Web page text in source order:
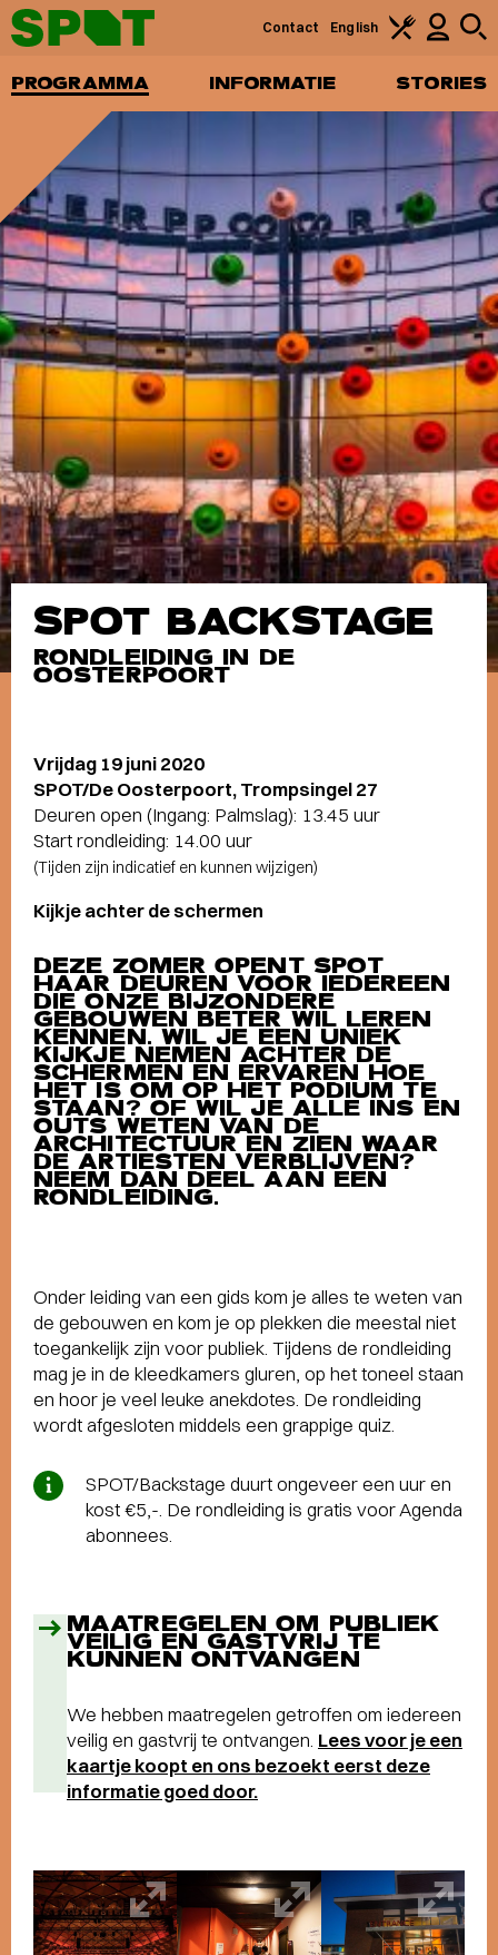
PROGRAMMA INFORMATIE STORIES
Contact English
SPOT BACKSTAGE
RONDLEIDING IN DE
OOSTERPOORT
Vrijdag 19 juni 2020
SPOT/De Oosterpoort, Trompsingel 27
Deuren open (Ingang: Palmslag): 13.45 uur
Start rondleiding: 14.00 uur
(Tijden zijn indicatief en kunnen wijzigen)
Kijkje achter de schermen
DEZE ZOMER OPENT SPOT
HAAR DEUREN VOOR IEDEREEN
DIE ONZE BIJZONDERE
GEBOUWEN BETER WIL LEREN
KENNEN. WIL JE EEN UNIEK
KIJKJE NEMEN ACHTER DE
SCHERMEN EN ERVAREN HOE
HET IS OM OP HET PODIUM TE
STAAN? OF WIL JE ALLE INS EN
OUTS WETEN VAN DE
ARCHITECTUUR EN ZIEN WAAR
DE ARTIESTEN VERBLIJVEN?
NEEM DAN DEEL AAN EEN
RONDLEIDING.
Onder leiding van een gids kom je alles te weten van
de gebouwen en kom je op plekken die meestal niet
toegankelijk zijn voor publiek. Tijdens de rondleiding
mag je in de kleedkamers gluren, op het toneel staan
en hoor je veel leuke anekdotes. De rondleiding
wordt afgesloten middels een grappige quiz.
SPOT/Backstage duurt ongeveer een uur en
kost €5,-. De rondleiding is gratis voor Agenda
abonnees.
MAATREGELEN OM PUBLIEK
VEILIG EN GASTVRIJ TE
KUNNEN ONTVANGEN
We hebben maatregelen getroffen om iedereen
veilig en gastvrij te ontvangen. Lees voor je een
kaartje koopt en ons bezoekt eerst deze
informatie goed door.